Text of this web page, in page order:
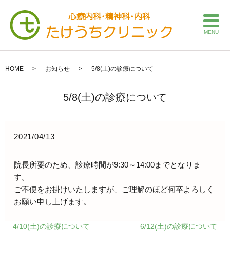
MENU
HOME お知らせ 5/8(土)の診療について
5/8(土)の診療について
2021/04/13
院長所要のため、診療時間が9:30～14:00までとなりま
す。
ご不便をお掛けいたしますが、ご理解のほど何卒よろしく
お願い申し上げます。
4/10(土)の診療について 6/12(土)の診療について